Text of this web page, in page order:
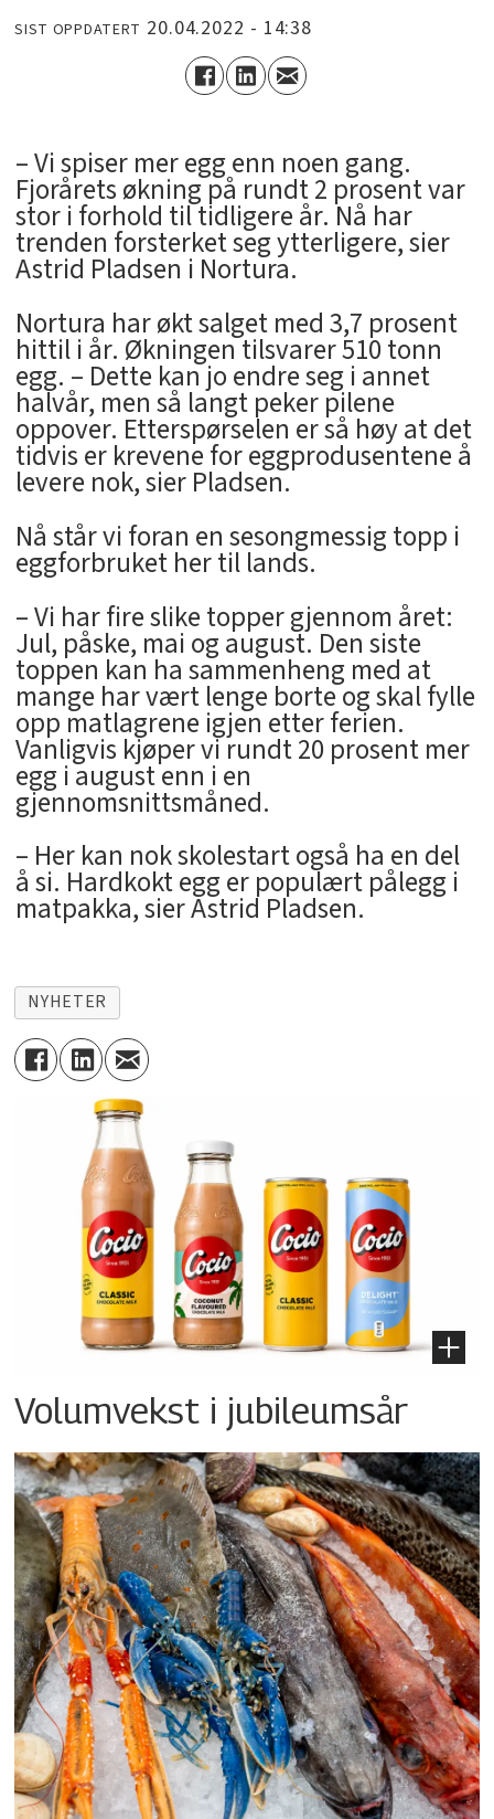
SIST OPPDATERT 20.04.2022 - 14:38
– Vi spiser mer egg enn noen gang.
Fjorårets økning på rundt 2 prosent var
stor i forhold til tidligere år. Nå har
trenden forsterket seg ytterligere, sier
Astrid Pladsen i Nortura.
Nortura har økt salget med 3,7 prosent
hittil i år. Økningen tilsvarer 510 tonn
egg. – Dette kan jo endre seg i annet
halvår, men så langt peker pilene
oppover. Etterspørselen er så høy at det
tidvis er krevene for eggprodusentene å
levere nok, sier Pladsen.
Nå står vi foran en sesongmessig topp i
eggforbruket her til lands.
– Vi har fire slike topper gjennom året:
Jul, påske, mai og august. Den siste
toppen kan ha sammenheng med at
mange har vært lenge borte og skal fylle
opp matlagrene igjen etter ferien.
Vanligvis kjøper vi rundt 20 prosent mer
egg i august enn i en
gjennomsnittsmåned.
– Her kan nok skolestart også ha en del
å si. Hardkokt egg er populært pålegg i
matpakka, sier Astrid Pladsen.
NYHETER
Volumvekst i jubileumsår